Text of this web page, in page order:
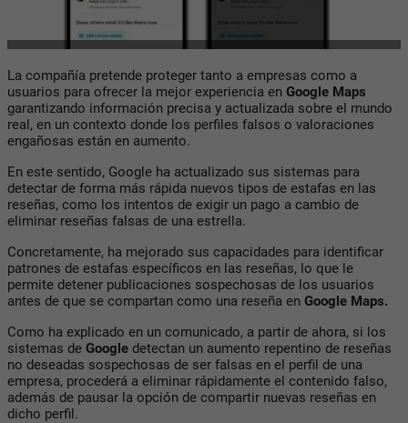
La compañía pretende proteger tanto a empresas como a
usuarios para ofrecer la mejor experiencia en Google Maps
garantizando información precisa y actualizada sobre el mundo
real, en un contexto donde los perfiles falsos o valoraciones
engañosas están en aumento.
En este sentido, Google ha actualizado sus sistemas para
detectar de forma más rápida nuevos tipos de estafas en las
reseñas, como los intentos de exigir un pago a cambio de
eliminar reseñas falsas de una estrella.
Concretamente, ha mejorado sus capacidades para identificar
patrones de estafas específicos en las reseñas, lo que le
permite detener publicaciones sospechosas de los usuarios
antes de que se compartan como una reseña en Google Maps.
Como ha explicado en un comunicado, a partir de ahora, si los
sistemas de Google detectan un aumento repentino de reseñas
no deseadas sospechosas de ser falsas en el perfil de una
empresa, procederá a eliminar rápidamente el contenido falso,
además de pausar la opción de compartir nuevas reseñas en
dicho perfil.